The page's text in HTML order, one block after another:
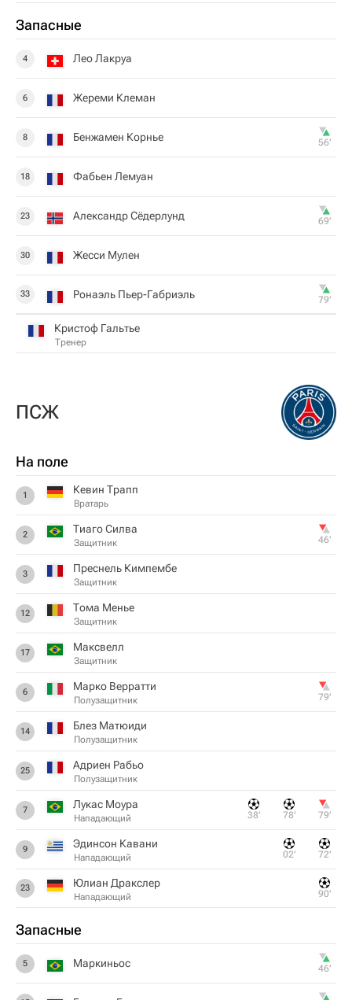
Запасные
4 Лео Лакруа
6 Жереми Клеман
8 Бенжамен Корнье 56‎’‎
18 Фабьен Лемуан
23 Александр Сёдерлунд 69‎’‎
30 Жесси Мулен
33 Ронаэль Пьер-Габриэль 79‎’‎
Кристоф Гальтье
Тренер
ПСЖ
На поле
1 Кевин Трапп
Вратарь
2 Тиаго Силва
Защитник 46‎’‎
3 Преснель Кимпембе
Защитник
12 Тома Менье
Защитник
17 Максвелл
Защитник
6 Марко Верратти
Полузащитник 79‎’‎
14 Блез Матюиди
Полузащитник
25 Адриен Рабьо
Полузащитник
7 Лукас Моура
Нападающий 38‎’‎ 78‎’‎ 79‎’‎
9 Эдинсон Кавани
Нападающий 02‎’‎ 72‎’‎
23 Юлиан Дракслер
Нападающий 90‎’‎
Запасные
5 Маркиньос 46‎’‎